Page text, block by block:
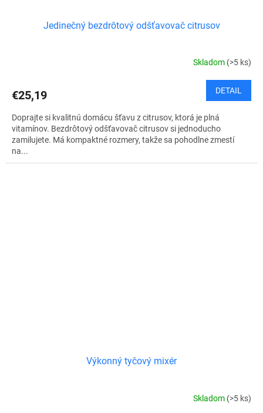
Jedinečný bezdrôtový odšťavovač citrusov
Skladom (>5 ks)
€25,19 DETAIL
Doprajte si kvalitnú domácu šťavu z citrusov, ktorá je plná
vitamínov. Bezdrôtový odšťavovač citrusov si jednoducho
zamilujete. Má kompaktné rozmery, takže sa pohodlne zmestí
na...
Výkonný tyčový mixér
Skladom (>5 ks)